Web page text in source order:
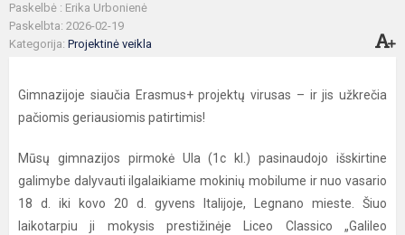
Paskelbė : Erika Urbonienė
Paskelbta: 2026-02-19
Kategorija: Projektinė veikla
Gimnazijoje siaučia Erasmus+ projektų virusas – ir jis užkrečia
pačiomis geriausiomis patirtimis!
Mūsų gimnazijos pirmokė Ula (1c kl.) pasinaudojo išskirtine
galimybe dalyvauti ilgalaikiame mokinių mobilume ir nuo vasario
18 d. iki kovo 20 d. gyvens Italijoje, Legnano mieste. Šiuo
laikotarpiu ji mokysis prestižinėje Liceo Classico „Galileo